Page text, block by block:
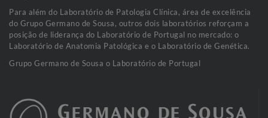
Para além do Laboratório de Patologia Clínica, área de excelência
do Grupo Germano de Sousa, outros dois laboratórios reforçam a
posição de liderança do Laboratório de Portugal no mercado: o
Laboratório de Anatomia Patológica e o Laboratório de Genética.
Grupo Germano de Sousa o Laboratório de Portugal